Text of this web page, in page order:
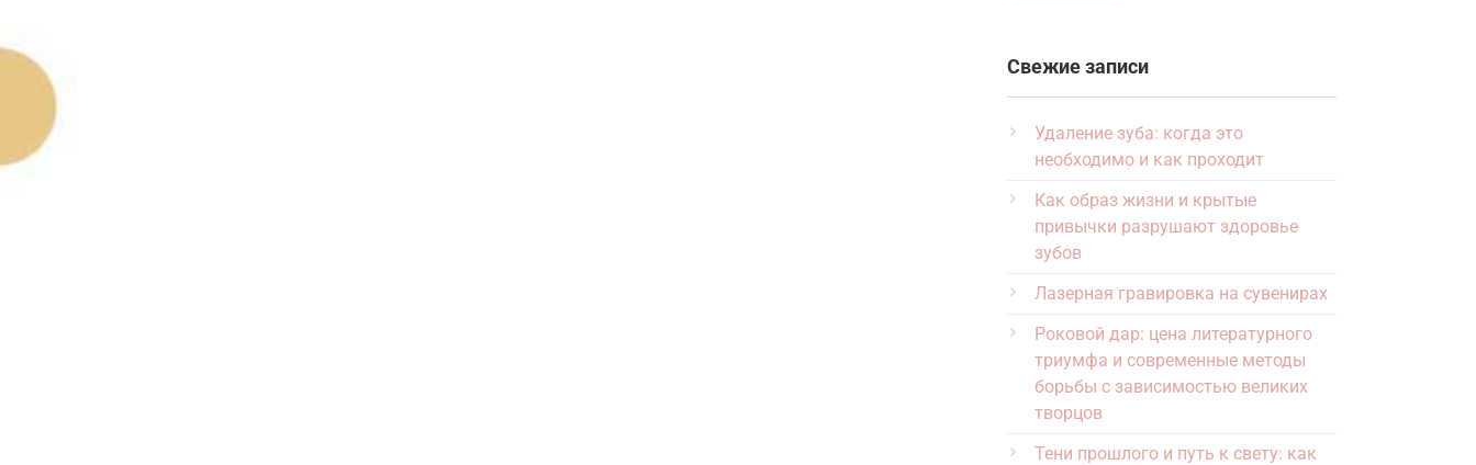
Свежие записи
Удаление зуба: когда это
необходимо и как проходит
Как образ жизни и крытые
привычки разрушают здоровье
зубов
Лазерная гравировка на сувенирах
Роковой дар: цена литературного
триумфа и современные методы
борьбы с зависимостью великих
творцов
Тени прошлого и путь к свету: как